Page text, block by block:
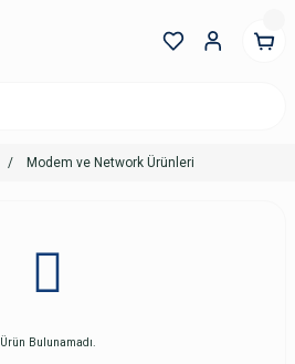
Modem ve Network Ürünleri
Ürün Bulunamadı.